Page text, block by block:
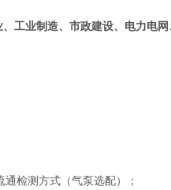
工业制造、市政建设、电力电
检测方式（气泵选配）；